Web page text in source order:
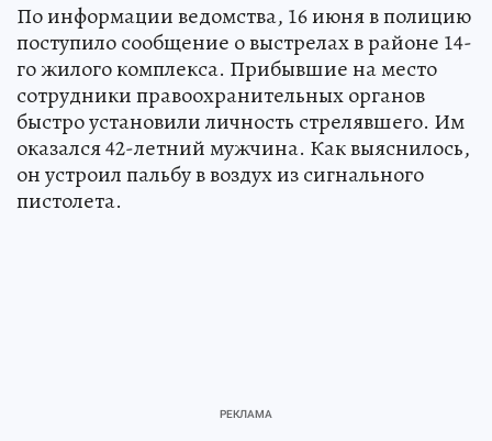
По информации ведомства, 16 июня в полицию
поступило сообщение о выстрелах в районе 14-
го жилого комплекса. Прибывшие на место
сотрудники правоохранительных органов
быстро установили личность стрелявшего. Им
оказался 42-летний мужчина. Как выяснилось,
он устроил пальбу в воздух из сигнального
пистолета.